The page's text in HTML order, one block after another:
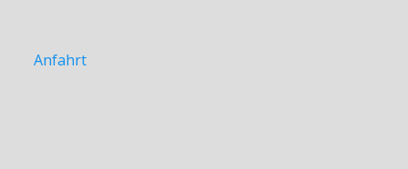
Anfahrt